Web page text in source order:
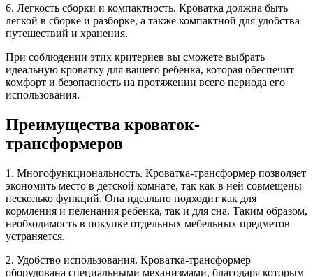
6. Легкость сборки и компактность. Кроватка должна быть
легкой в сборке и разборке, а также компактной для удобства
путешествий и хранения.
При соблюдении этих критериев вы сможете выбрать
идеальную кроватку для вашего ребенка, которая обеспечит
комфорт и безопасность на протяжении всего периода его
использования.
Преимущества кроваток-
трансформеров
1. Многофункциональность. Кроватка-трансформер позволяет
экономить место в детской комнате, так как в ней совмещены
несколько функций. Она идеально подходит как для
кормления и пеленания ребенка, так и для сна. Таким образом,
необходимость в покупке отдельных мебельных предметов
устраняется.
2. Удобство использования. Кроватка-трансформер
оборудована специальными механизмами, благодаря которым